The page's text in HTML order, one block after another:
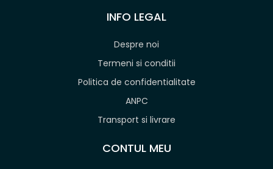
INFO LEGAL
Despre noi
Termeni si conditii
Politica de confidentialitate
ANPC
Transport si livrare
CONTUL MEU